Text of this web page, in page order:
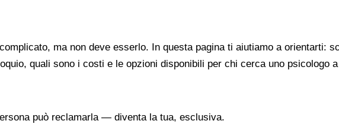
ma non deve esserlo. In questa pagina ti aiutiamo a orientarti:
quali sono i costi e le opzioni disponibili per chi cerca uno psicologo
può reclamarla — diventa la tua, esclusiva.